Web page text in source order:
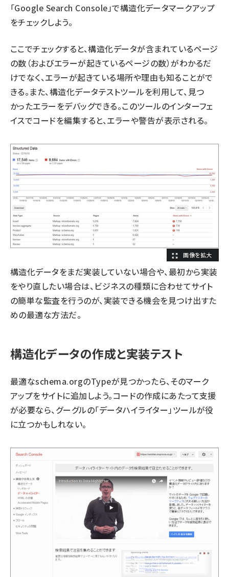
「Google Search Console」で構造化データマークアップ
をチェックしよう。
ここでチェックすると、構造化データが含まれているページ
の数（およびエラーが起きているページの数）がわかるだ
けでなく、エラーが起きている場所や理由も知ることがで
きる。また、構造化データテストツールを利用して、見つ
かったエラーをデバッグできる。このツールのインターフェ
イスでコードを編集すると、エラーや警告が表示される。
構造化データをまだ実装していない場合や、最初から実装
をやり直したい場合は、ビジネスの種類に合わせてサイト
の簡単な監査を行うのが、実装できる機会を見つけ出すた
めの最適な方法だ。
構造化データの作成と実装テスト
最適なschema.orgのTypeが見つかったら、そのマーク
アップをサイトに追加しよう。コードの作成にあたって支援
が必要なら、グーグルの「データハイライター」ツールが役
に立つかもしれない。